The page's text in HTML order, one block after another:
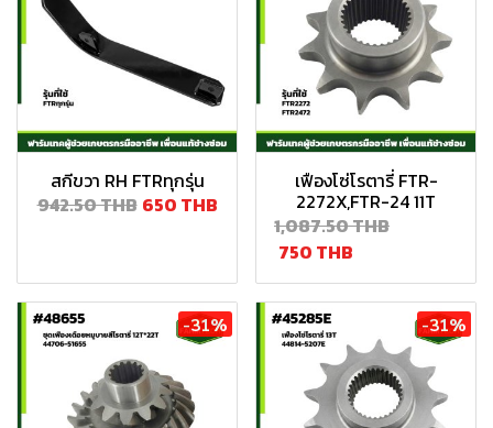
สกีขวา RH FTRทุกรุ่น
942.50 THB 650 THB
เฟืองโซ่โรตารี่ FTR-
2272X,FTR-24 11T
1,087.50 THB
750 THB
-31% -31%